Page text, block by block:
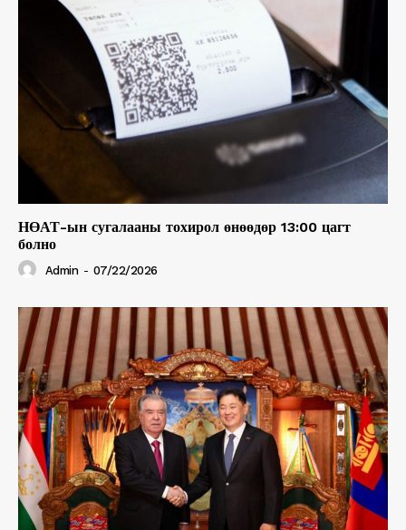
НӨАТ-ын сугалааны тохирол өнөөдөр 13:00 цагт
болно
Admin - 07/22/2026